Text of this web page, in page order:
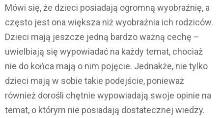
Mówi się, że dzieci posiadają ogromną wyobraźnię, a
często jest ona większa niż wyobraźnia ich rodziców.
Dzieci mają jeszcze jedną bardzo ważną cechę –
uwielbiają się wypowiadać na każdy temat, chociaż
nie do końca mają o nim pojęcie. Jednakże, nie tylko
dzieci mają w sobie takie podejście, ponieważ
również dorośli chętnie wypowiadają swoje opinie na
temat, o którym nie posiadają dostatecznej wiedzy.